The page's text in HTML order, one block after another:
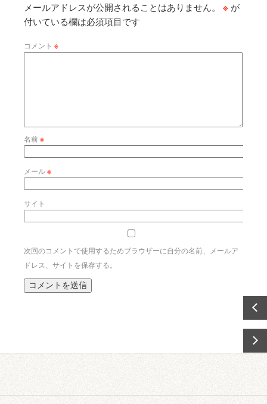
メールアドレスが公開されることはありません。 ※ が
付いている欄は必須項目です
コメント ※
名前※
メール※
サイト
次回のコメントで使用するためブラウザーに自分の名前、メールア
ドレス、サイトを保存する。